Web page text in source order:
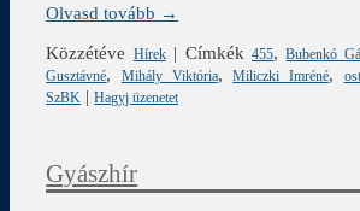
Olvasd tovább →
Közzétéve
Hírek| Címkék 455,Bubenkó
Gusztávné, Mihály Viktória,Miliczki Imréné,
SzBK |Hagyj üzenetet
Gyászhír